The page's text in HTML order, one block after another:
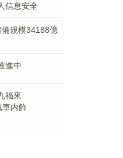
信息安全
規模34188億
進中
福來
車内飾